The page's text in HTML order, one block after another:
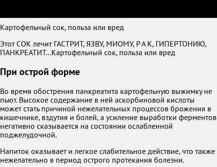
Картофельный сок, польза или вред
Этот СОК лечит ГАСТРИТ, ЯЗВУ, МИОМУ, Р А К, ГИПЕРТОНИЮ,
ПАНКРЕАТИТ…Картофельный сок, польза или вред
При острой форме
Во время обострения панкреатита картофельную выжимку не
пьют. Высокое содержание в ней аскорбиновой кислоты
может стать причиной нежелательных процессов брожения в
кишечнике, вздутия и болей, а усиление выработки ферментов
негативно сказывается на состоянии ослабленной
поджелудочной.
Напиток оказывает и легкое слабительное действие, что также
нежелательно в период острого протекания болезни.